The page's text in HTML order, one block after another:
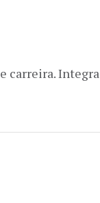
carreira.